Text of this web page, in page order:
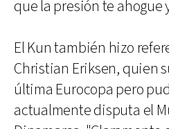
que la presión te ahogue
El Kun también hizo
Christian Eriksen, quien
última Eurocopa pero
actualmente disputa el